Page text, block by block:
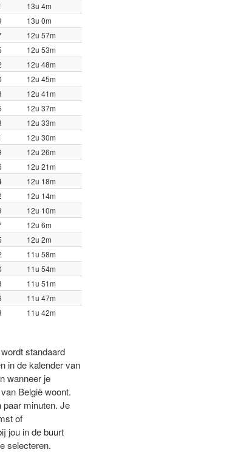
13u 4m
13u 0m
12u 57m
12u 53m
12u 48m
12u 45m
12u 41m
12u 37m
12u 33m
12u 30m
12u 26m
12u 21m
12u 18m
12u 14m
12u 10m
12u 6m
12u 2m
11u 58m
11u 54m
11u 51m
11u 47m
11u 42m
standaard
in de kalender van
wanneer je
België woont.
paar minuten. Je
of
jou in de buurt
selecteren.